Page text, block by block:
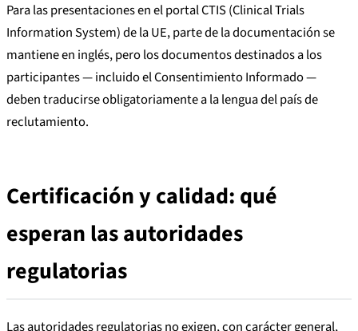
Para las presentaciones en el portal CTIS (Clinical Trials
Information System) de la UE, parte de la documentación se
mantiene en inglés, pero los documentos destinados a los
participantes — incluido el Consentimiento Informado —
deben traducirse obligatoriamente a la lengua del país de
reclutamiento.
Certificación y calidad: qué
esperan las autoridades
regulatorias
Las autoridades regulatorias no exigen, con carácter general,